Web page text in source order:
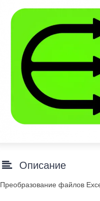
Описание
Преобразование файлов